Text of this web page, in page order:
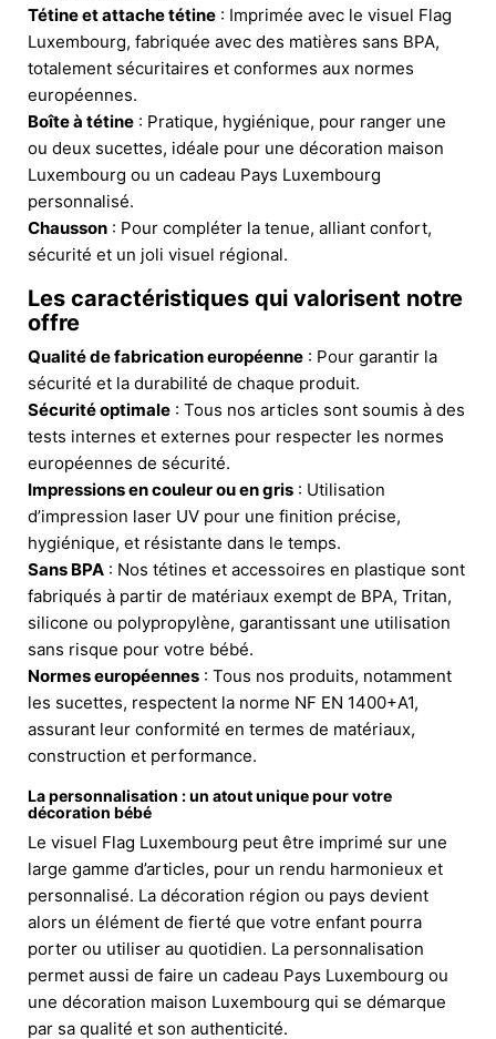
Tétine et attache tétine : Imprimée avec le visuel Flag
Luxembourg, fabriquée avec des matières sans BPA,
totalement sécuritaires et conformes aux normes
européennes.
Boîte à tétine : Pratique, hygiénique, pour ranger une
ou deux sucettes, idéale pour une décoration maison
Luxembourg ou un cadeau Pays Luxembourg
personnalisé.
Chausson : Pour compléter la tenue, alliant confort,
sécurité et un joli visuel régional.
Les caractéristiques qui valorisent notre
offre
Qualité de fabrication européenne : Pour garantir la
sécurité et la durabilité de chaque produit.
Sécurité optimale : Tous nos articles sont soumis à des
tests internes et externes pour respecter les normes
européennes de sécurité.
Impressions en couleur ou en gris : Utilisation
d’impression laser UV pour une finition précise,
hygiénique, et résistante dans le temps.
Sans BPA : Nos tétines et accessoires en plastique sont
fabriqués à partir de matériaux exempt de BPA, Tritan,
silicone ou polypropylène, garantissant une utilisation
sans risque pour votre bébé.
Normes européennes : Tous nos produits, notamment
les sucettes, respectent la norme NF EN 1400+A1,
assurant leur conformité en termes de matériaux,
construction et performance.
La personnalisation : un atout unique pour votre
décoration bébé
Le visuel Flag Luxembourg peut être imprimé sur une
large gamme d’articles, pour un rendu harmonieux et
personnalisé. La décoration région ou pays devient
alors un élément de fierté que votre enfant pourra
porter ou utiliser au quotidien. La personnalisation
permet aussi de faire un cadeau Pays Luxembourg ou
une décoration maison Luxembourg qui se démarque
par sa qualité et son authenticité.